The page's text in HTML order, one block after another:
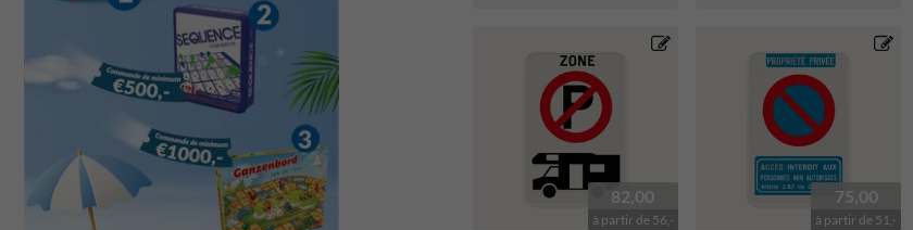
82,00
à partir de 56,-
75,00
à partir de 51,-